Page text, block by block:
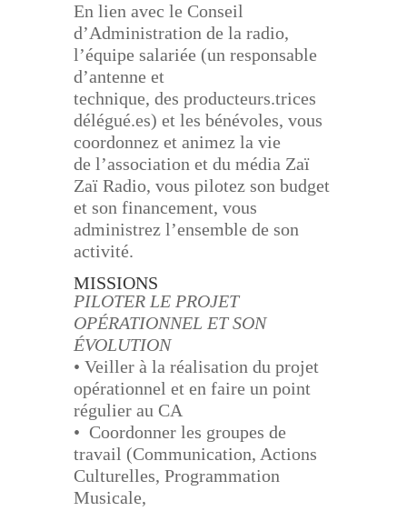
En lien avec le Conseil
d’Administration de la radio,
l’équipe salariée (un responsable
d’antenne et
technique, des producteurs.trices
délégué.es) et les bénévoles, vous
coordonnez et animez la vie
de l’association et du média Zaï
Zaï Radio, vous pilotez son budget
et son financement, vous
administrezl’ensemble de son
activité.
MISSIONS
PILOTER LE PROJET
OPÉRATIONNEL ET SON
ÉVOLUTION
• Veiller à la réalisation du projet
opérationnel et en faire un point
régulier au CA
• Coordonner les groupes de
travail (Communication, Actions
Culturelles, Programmation
Musicale,